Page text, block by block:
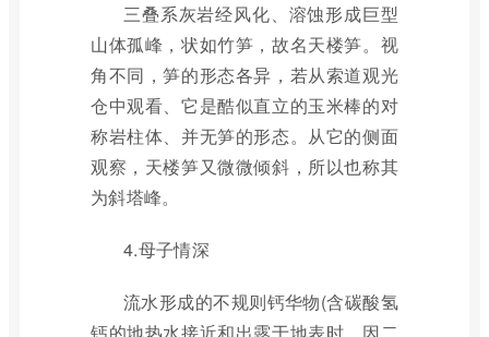
三叠系灰岩经风化、溶蚀形成巨型
山体孤峰，状如竹笋，故名天楼笋。视
角不同，笋的形态各异，若从索道观光
仓中观看、它是酷似直立的玉米棒的对
称岩柱体、并无笋的形态。从它的侧面
观察，天楼笋又微微倾斜，所以也称其
为斜塔峰。
4.母子情深
流水形成的不规则钙华物(含碳酸氢